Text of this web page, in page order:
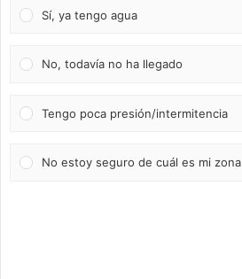
Sí, ya tengo agua
No, todavía no ha llegado
Tengo poca presión/intermitencia
No estoy seguro de cuál es mi zona